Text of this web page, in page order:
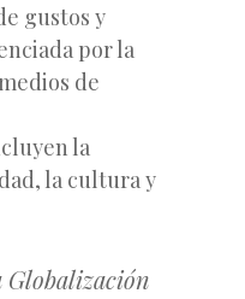
gustos y
por la
de
la
la cultura y
Globalización